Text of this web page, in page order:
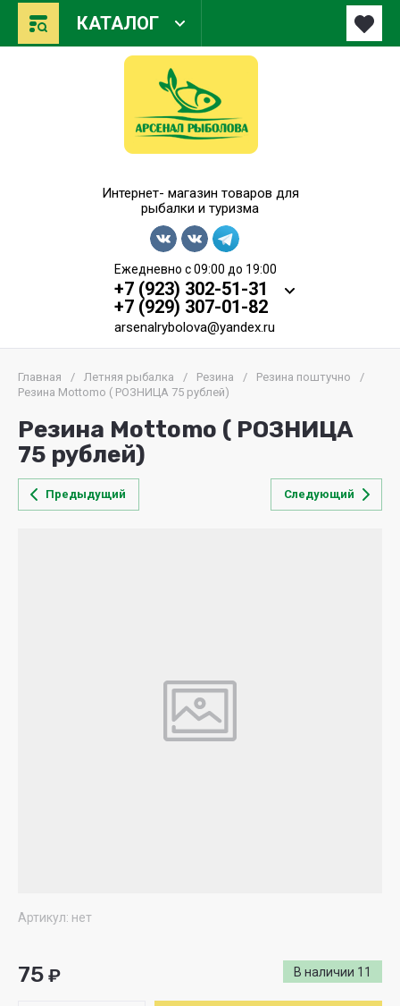
КАТАЛОГ
Интернет- магазин товаров для
рыбалки и туризма
Ежедневно с 09:00 до 19:00
+7 (923) 302-51-31
+7 (929) 307-01-82
arsenalrybolova@yandex.ru
Главная / Летняя рыбалка / Резина / Резина поштучно
/
Резина Mottomo ( РОЗНИЦА 75 рублей)
Резина Mottomo ( РОЗНИЦА
75 рублей)
Предыдущий Следующий
Артикул: нет
В наличии 11
75 ₽